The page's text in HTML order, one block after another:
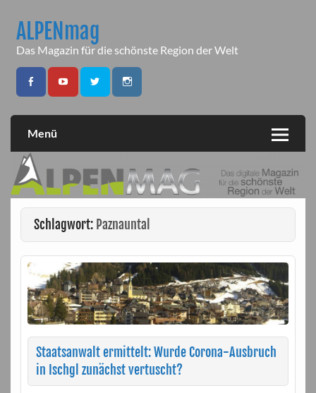
contentALPENmag
Das Magazin für die schönste Region der Welt
Menü
Schlagwort: Paznauntal
Staatsanwalt ermittelt: Wurde Corona-Ausbruch
in Ischgl zunächst vertuscht?